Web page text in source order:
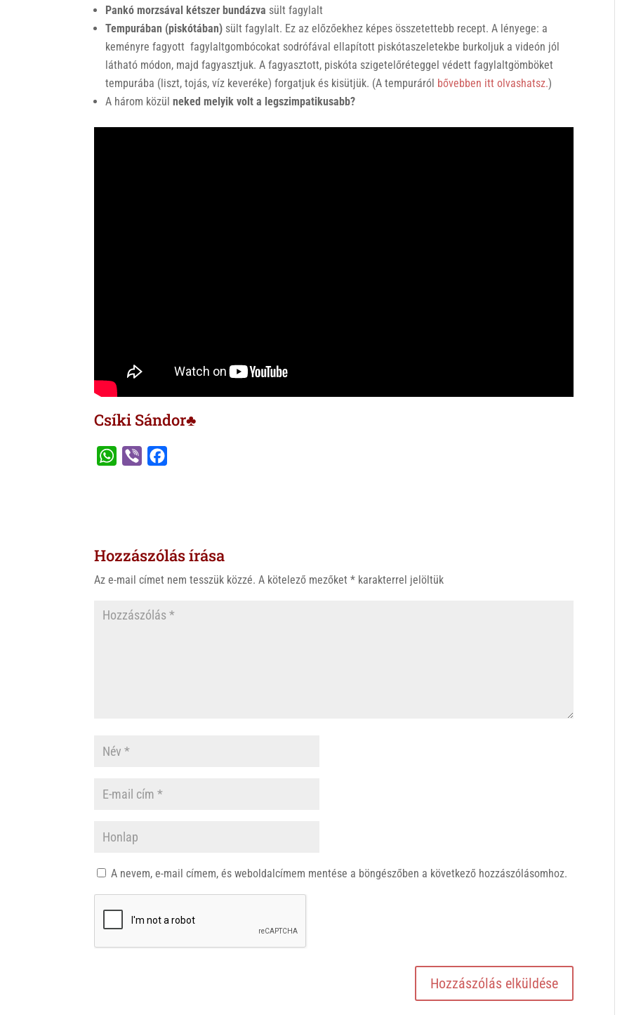
Pankó morzsával kétszer bundázva sült fagylalt
Tempurában (piskótában) sült fagylalt. Ez az előzőekhez képes összetettebb recept. A lényege: a
keményre fagyott fagylaltgombócokat sodrófával ellapított piskótaszeletekbe burkoljuk a videón jól
látható módon, majd fagyasztjuk. A fagyasztott, piskóta szigetelőréteggel védett fagylaltgömböket
tempurába (liszt, tojás, víz keveréke) forgatjuk és kisütjük. (A tempuráról bővebben itt olvashatsz.)
A három közülneked melyik volt a legszimpatikusabb?
Csíki Sándor♣
W
A
o
Hozzászólás írása
Az e-mail címet nem tesszük közzé. A kötelező mezőket* karakterrel jelöltük
A nevem, e-mail címem, és weboldalcímem mentése a böngészőben a következő hozzászólásomhoz.